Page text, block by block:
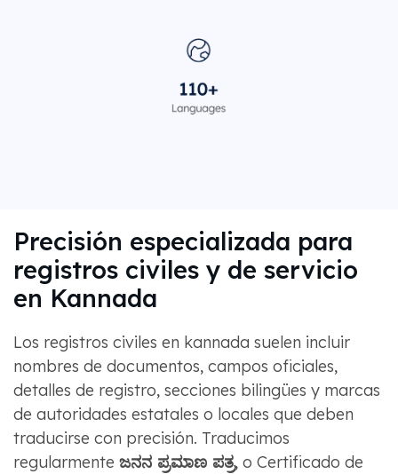
Precisión especializada para
registros civiles y de servicio
en Kannada
Los registros civiles en kannada suelen incluir
nombres de documentos, campos oficiales,
detalles de registro, secciones bilingües y marcas
de autoridades estatales o locales que deben
traducirse con precisión. Traducimos
regularmente ಜನನ ಪ್ರಮಾಣ ಪತ್ರ, o Certificado de